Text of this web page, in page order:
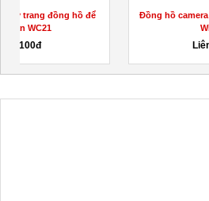
Máy nghe lén A9 chính hiệu